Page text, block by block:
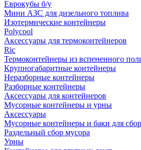
Еврокубы б/у
Мини АЗС для дизельного топлива
Изотермические контейнеры
Polycool
Аксессуары для термоконтейнеров
Ric
Термоконтейнеры из вспененного
Крупногабаритные контейнеры
Неразборные контейнеры
Разборные контейнеры
Аксессуары для контейнеров
Мусорные контейнеры и урны
Аксессуары
Мусорные контейнеры и баки для
Раздельный сбор мусора
Урны